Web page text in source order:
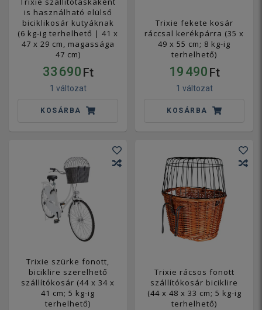
is használható elülső
biciklikosár kutyáknak
(6 kg-ig terhelhető | 41 x
47 x 29 cm, magassága
47 cm)
33 690 Ft
1 változat
KOSÁRBA
Trixie fekete kosár
ráccsal kerékpárra (35 x
49 x 55 cm; 8 kg-ig
terhelhető)
19 490 Ft
1 változat
KOSÁRBA
Trixie szürke fonott,
biciklire szerelhető
szállítókosár (44 x 34 x
41 cm; 5 kg-ig
terhelhető)
Trixie rácsos fonott
szállítókosár biciklire
(44 x 48 x 33 cm; 5 kg-ig
terhelhető)